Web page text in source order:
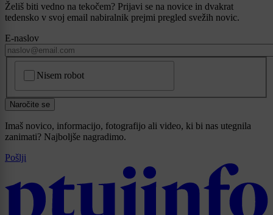
Želiš biti vedno na tekočem? Prijavi se na novice in dvakrat
tedensko v svoj email nabiralnik prejmi pregled svežih novic.
E-naslov
Nisem robot
Naročite se
Imaš novico, informacijo, fotografijo ali video, ki bi nas utegnila
zanimati? Najboljše nagradimo.
Pošlji